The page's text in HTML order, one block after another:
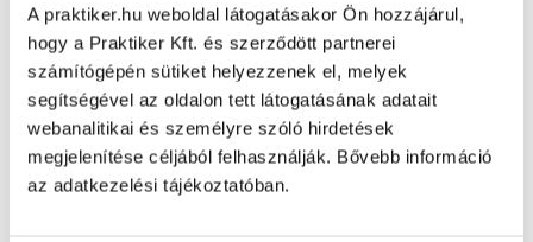
A praktiker.hu weboldal látogatásakor Ön hozzájárul,
hogy a Praktiker Kft. és szerződött partnerei
számítógépén sütiket helyezzenek el, melyek
segítségével az oldalon tett látogatásának adatait
webanalitikai és személyre szóló hirdetések
megjelenítése céljából felhasználják. Bővebb információ
az adatkezelési tájékoztatóban.
Oldal újratöltése